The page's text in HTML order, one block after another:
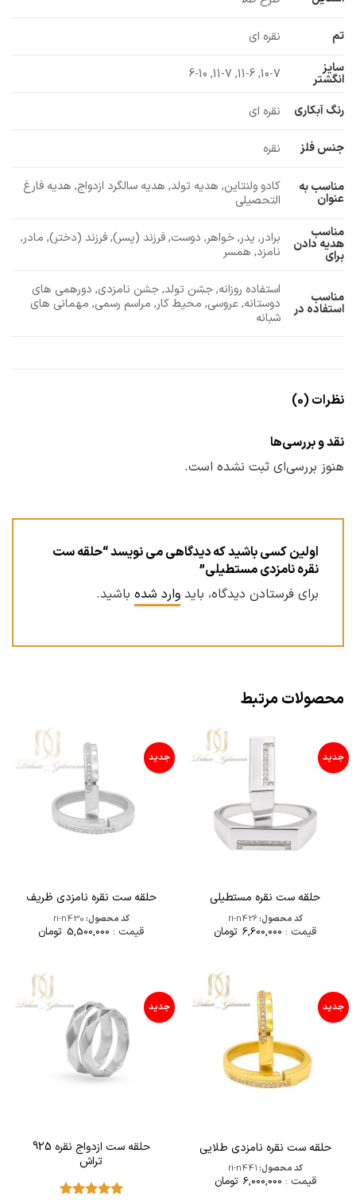
تم
نقره ای
سایز
انگشتر 10-7, 11-6, 11-7, 6-10
رنگ آبکاری نقره ای
جنس فلز نقره
مناسب به
عنوان
کادو ولنتاین, هدیه تولد, هدیه سالگرد ازدواج, هدیه فارغ
التحصیلی
مناسب
هدیه دادن
برای
برادر, پدر, خواهر, دوست, فرزند (پسر), فرزند (دختر), مادر,
نامزد, همسر
مناسب
استفاده در
استفاده روزانه, جشن تولد, جشن نامزدی, دورهمی های
دوستانه, عروسی, محیط کار, مراسم رسمی, مهمانی های
شبانه
نظرات (0)
نقد و بررسی‌ها
هنوز بررسی‌ای ثبت نشده است.
اولین کسی باشید که دیدگاهی می نویسد “حلقه ست
نقره نامزدی مستطیلی”
برای فرستادن دیدگاه، باید وارد شده باشید.
محصولات مرتبط
جدید
حلقه ست نقره مستطیلی
کد محصول:ri-n426
قیمت : 6,600,000 تومان
جدید
حلقه ست نقره نامزدی ظریف
کد محصول:ri-n430
قیمت : 5,500,000 تومان
جدید
حلقه ست نقره نامزدی طلایی
کد محصول:ri-n441
قیمت : 6,000,000 تومان
جدید
حلقه ست ازدواج نقره 925
تراش